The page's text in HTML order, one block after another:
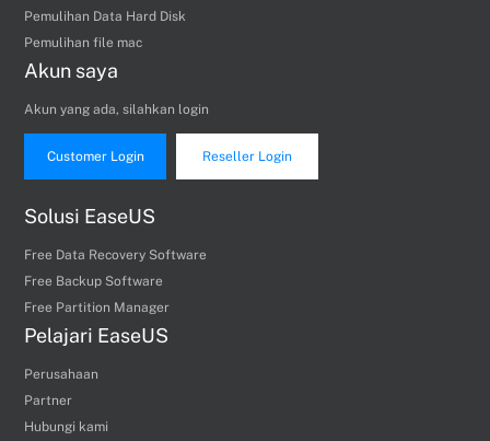
Pemulihan Data Hard Disk
Pemulihan file mac
Akun saya
Akun yang ada, silahkan login
Customer Login Reseller Login
Solusi EaseUS
Free Data Recovery Software
Free Backup Software
Free Partition Manager
Pelajari EaseUS
Perusahaan
Partner
Hubungi kami